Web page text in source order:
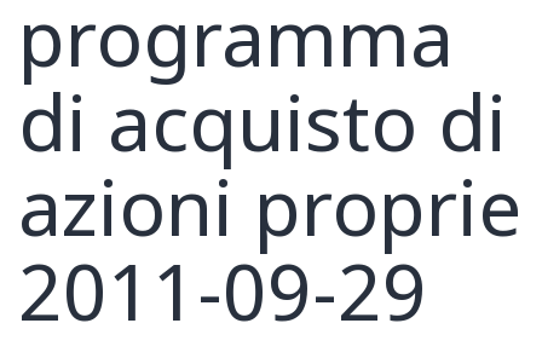
programma
di acquisto di
azioni proprie
2011-09-29